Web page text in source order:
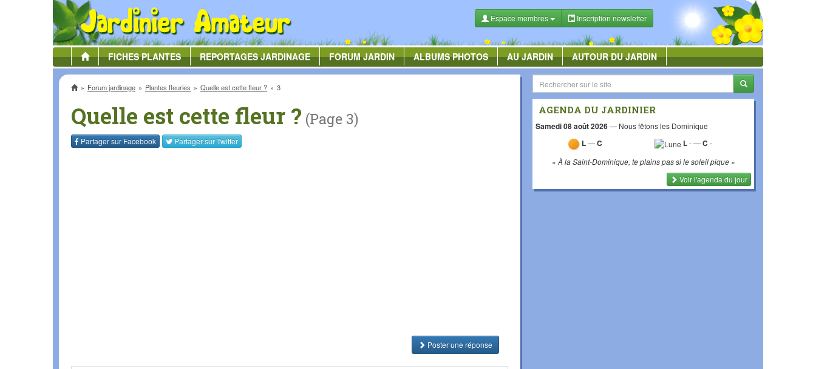
Espace membres Inscription newsletter
FICHESPLANTES REPORTAGESJARDINAGE FORUMJARDIN ALBUMSPHOTOS AU JARDIN AUTOUR DU JARDIN
AccueilForum jardinage Plantes fleuries Quelle est cette fleur ? 3
Quelle est cette fleur ? (Page 3)
Partager sur Facebook Partager surTwitter
Poster une réponse
AGENDA DU JARDINIER
Samedi 08 août 2026— Nous fêtons les Dominique
L—C L-—C-
« À la Saint-Dominique, te plains pas si le soleil pique »
Voir l'agenda du jour